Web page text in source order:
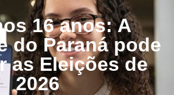
16 anos: A
do Paraná pode
as Eleições de
2026